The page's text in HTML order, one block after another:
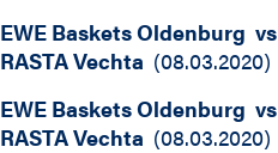
EWE Baskets Oldenburg vs
RASTA Vechta (08.03.2020)
EWE Baskets Oldenburg vs
RASTA Vechta (08.03.2020)